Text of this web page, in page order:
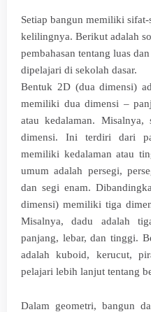
Setiap bangun memiliki
kelilingnya. Berikut adalah
pembahasan tentang luas
dipelajari di sekolah dasar.
Bentuk 2D (dua dimensi)
memiliki dua dimensi –
atau kedalaman. Misalnya,
dimensi. Ini terdiri dari
memiliki kedalaman atau
umum adalah persegi,
dan segi enam.
dimensi) memiliki tiga
Misalnya, dadu adalah
panjang, lebar, dan tinggi.
adalah kuboid, kerucut,
pelajari lebih lanjut tentang
Dalam geometri, bangun